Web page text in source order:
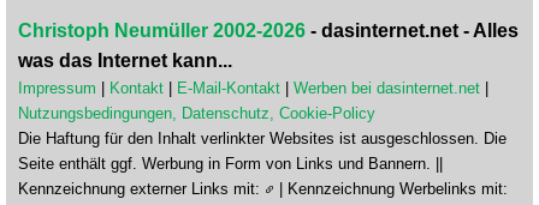
Christoph Neumüller 2002-2026 - dasinternet.net - Alles
was das Internet kann...
Impressum Kontakt E-Mail-Kontakt Werben bei dasinternet.net
Nutzungsbedingungen, Datenschutz, Cookie-Policy
Die Haftung für den Inhalt verlinkter Websites ist ausgeschlossen. Die
Seite enthält ggf. Werbung in Form von Links und Bannern. ||
Kennzeichnung externer Links mit:
| Kennzeichnung Werbelinks mit: